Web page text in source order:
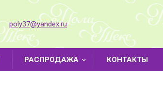
poly37@yandex.ru
РАСПРОДАЖА КОНТАКТЫ